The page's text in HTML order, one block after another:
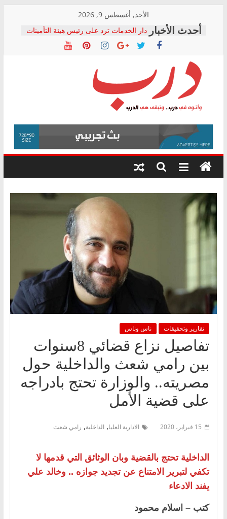
content
الأحد, أغسطس 9, 2026
دار الخدمات ترد على رئيس هيئة التأمينات
بعد مؤتمره الصحفي: إنكار الأزمة لا ينهي
معاناة أصحاب المعاشات.. ونطالب بكشف
فرحات سليمان يكتب: القطاع الصحي إلى
أين؟
حزب التحالف الشعبي يطلق لجنة “الحق
في الصحة” بالإسكندرية لرصد الانتهاكات
ودعم المرضى
الوزاري لمدينة الصحفيين.. وانتهاء أعمال
إنشاء المبنى الإداري
المجلس القومي لحقوق الإنسان يعلن
متابعة قضية الدكتور محمد زهران.. ويؤكد:
قرينة البراءة وضمانات المحاكمة العادلة
درب
وأتوه
درب..
وتبقى
هي
تقارير وتحقيقات ناس وناس
تفاصيل نزاع قضائي 8سنوات
بين رامي شعث والداخلية حول
مصريته.. والوزارة تحتج بادراجه
على قضية الأمل
15 فبراير، 2020 الادارية العليا, الداخلية, رامي شعث
الداخلية تحتج بالقضية وبان الوثائق التي قدمها لا
تكفي لتبرير الامتناع عن تجديد جوازه .. وخالد علي
يفند الادعاء
كتب – اسلام محمود